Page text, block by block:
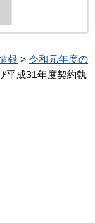
報 > 令和元年度の
平成31年度契約執